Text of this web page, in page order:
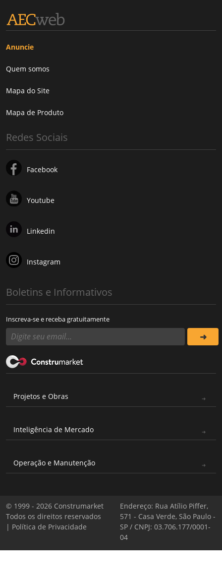
Anuncie
Quem somos
Mapa do Site
Mapa de Produto
Redes Sociais
Facebook
Youtube
Linkedin
Instagram
Boletins e Informativos
Inscreva-se e receba gratuitamente
Projetos e Obras
Inteligência de Mercado
Operação e Manutenção
© 1999 - 2026 Construmarket
Todos os direitos reservados
| Política de Privacidade
Endereço: Rua Atílio Piffer,
571 - Casa Verde, São Paulo -
SP / CNPJ: 03.706.177/0001-
04